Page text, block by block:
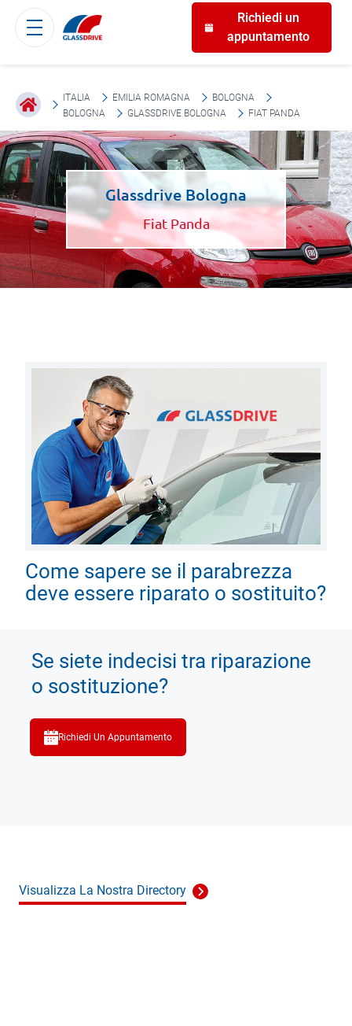
Richiedi un
appuntamento
ITALIA EMILIA ROMAGNA
BOLOGNA
BOLOGNA
GLASSDRIVE BOLOGNA FIAT PANDA
Glassdrive Bologna
Fiat Panda
Come sapere se il parabrezza
deve essere riparato o sostituito?
Se siete indecisi tra riparazione
o sostituzione?
Richiedi Un Appuntamento
Visualizza La Nostra Directory